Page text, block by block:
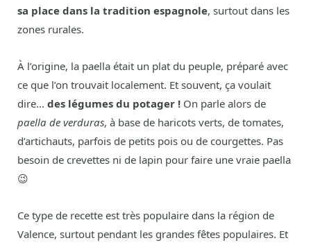
sa place dans la tradition espagnole, surtout dans les
zones rurales.
À l’origine, la paella était un plat du peuple, préparé avec
ce que l’on trouvait localement. Et souvent, ça voulait
dire… des légumes du potager ! On parle alors de
paella de verduras, à base de haricots verts, de tomates,
d’artichauts, parfois de petits pois ou de courgettes. Pas
besoin de crevettes ni de lapin pour faire une vraie paella
😉
Ce type de recette est très populaire dans la région de
Valence, surtout pendant les grandes fêtes populaires. Et